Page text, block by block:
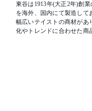
東谷は1913年(大正2年)創業のメーカーで
を海外、国内にて製造して
幅広いテイストの商材があります。 雑貨から大型家
化やトレンドに合わせた商